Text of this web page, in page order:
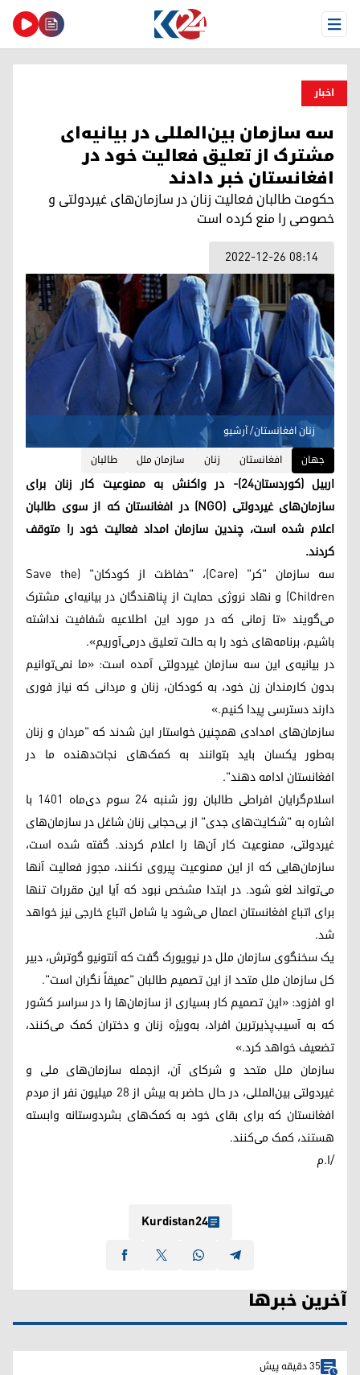
Open Menu
اخبار
سه سازمان بین‌المللی در بیانیه‌ای
مشترک از تعلیق فعالیت خود در
افغانستان خبر دادند
حکومت طالبان فعالیت زنان در سازمان‌های غیردولتی و
خصوصی را منع کرده است
2022-12-26 08:14
زنان افغانستان/ آرشیو
جهان
افغانستان زنان سازمان ملل طالبان
اربیل (کوردستان۲۴)- در واکنش به ممنوعیت کار زنان برای
سازمان‌های غیردولتی (NGO) در افغانستان که از سوی طالبان
اعلام شده است، چندین سازمان امداد فعالیت خود را متوقف
کردند.
سه سازمان "کر" (Care)، "حفاظت از کودکان" (Save the
Children) و نهاد نروژی حمایت از پناهندگان در بیانیه‌ای مشترک
می‌گویند «تا زمانی که در مورد این اطلاعیه شفافیت نداشته
باشیم، برنامه‌های خود را به حالت تعلیق درمی‌آوریم».
در بیانیه‌ی این سه سازمان غیردولتی آمده است: «ما نمی‌توانیم
بدون کارمندان زن خود، به کودکان، زنان و مردانی که نیاز فوری
دارند دسترسی پیدا کنیم.»
سازمان‌های امدادی همچنین خواستار این شدند که "مردان و زنان
به‌طور یکسان باید بتوانند به کمک‌های نجات‌دهنده ما در
افغانستان ادامه دهند".
اسلام‌گرایان افراطی طالبان روز شنبه ۲۴ سوم دی‌ماه ۱۴۰۱ با
اشاره به "شکایت‌های جدی" از بی‌حجابی زنان شاغل در سازمان‌های
غیردولتی، ممنوعیت کار آن‌ها را اعلام کردند. گفته شده است،
سازمان‌هایی که از این ممنوعیت پیروی نکنند، مجوز فعالیت آنها
می‌تواند لغو شود. در ابتدا مشخص نبود که آیا این مقررات تنها
برای اتباع افغانستان اعمال می‌شود یا شامل اتباع خارجی نیز خواهد
شد.
یک سخنگوی سازمان ملل در نیویورک گفت که آنتونیو گوترش، دبیر
کل سازمان ملل متحد از این تصمیم طالبان "عمیقاً نگران است".
او افزود: «این تصمیم کار بسیاری از سازمان‌ها را در سراسر کشور
که به آسیب‌پذیرترین افراد، به‌ویژه زنان و دختران کمک می‌کنند،
تضعیف خواهد کرد.»
سازمان ملل متحد و شرکای آن، ازجمله سازمان‌های ملی و
غیردولتی بین‌المللی، در حال حاضر به بیش از ۲۸ میلیون نفر از مردم
افغانستان که برای بقای خود به کمک‌های بشردوستانه وابسته
هستند، کمک می‌کنند.
/ا.م
Kurdistan24
آخرین خبرها
35 دقیقه پیش